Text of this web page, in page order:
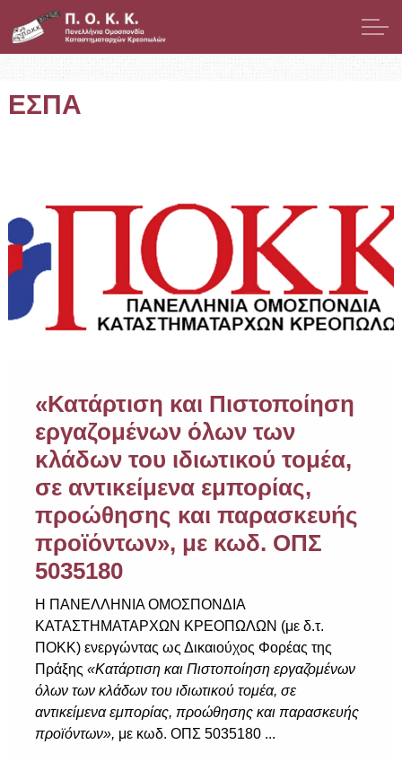
Μετάβαση στο κύριο περιεχόμενο
Παρουσίαση
Νέα
ΕΣΠΑ
Χρήσιμοι Σύνδεσμοι
ΕΣΠΑ
«Κατάρτιση και Πιστοποίηση
εργαζομένων όλων των
κλάδων του ιδιωτικού τομέα,
σε αντικείμενα εμπορίας,
προώθησης και παρασκευής
προϊόντων», με κωδ. ΟΠΣ
5035180
Η ΠΑΝΕΛΛΗΝΙΑ ΟΜΟΣΠΟΝΔΙΑ
ΚΑΤΑΣΤΗΜΑΤΑΡΧΩΝ ΚΡΕΟΠΩΛΩΝ (με δ.τ.
ΠΟΚΚ) ενεργώντας ως Δικαιούχος Φορέας της
Πράξης «Κατάρτιση και Πιστοποίηση εργαζομένων
όλων των κλάδων του ιδιωτικού τομέα, σε
αντικείμενα εμπορίας, προώθησης και παρασκευής
προϊόντων», με κωδ. ΟΠΣ 5035180 ...